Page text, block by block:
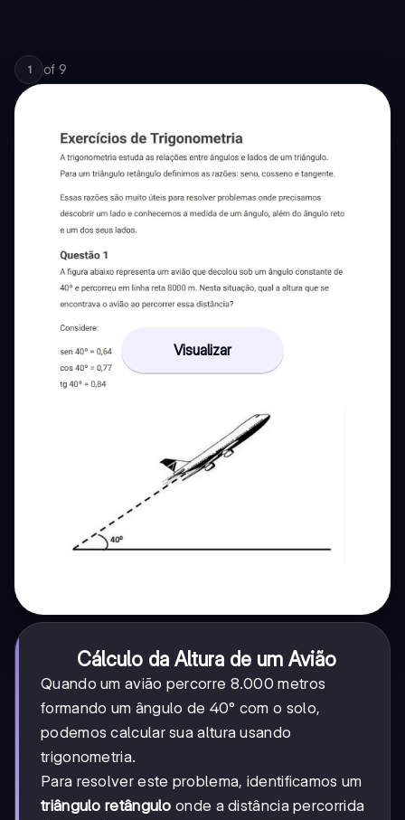
1 of 9
Visualizar
Cálculo da Altura de um Avião
Quando um avião percorre 8.000 metros
formando um ângulo de 40° com o solo,
podemos calcular sua altura usando
trigonometria.
Para resolver este problema, identificamos um
triângulo retângulo onde a distância percorrida